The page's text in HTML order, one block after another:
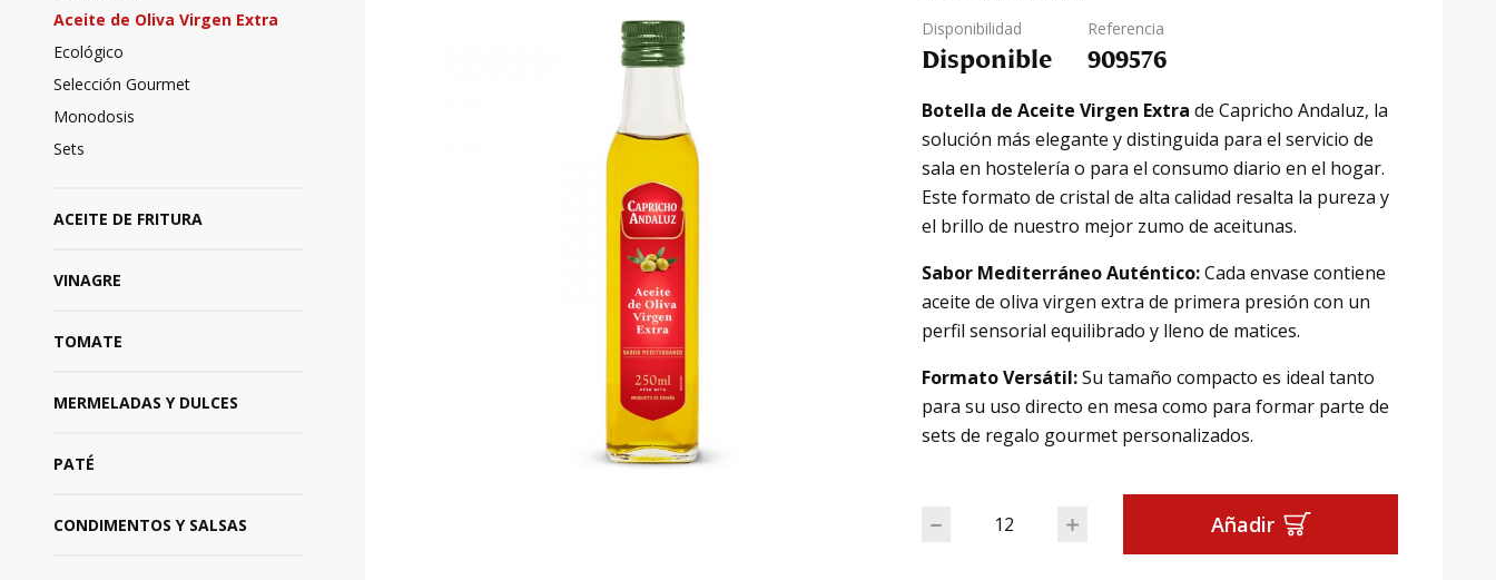
Aceite de Oliva Virgen Extra
Ecológico
Selección Gourmet
Monodosis
Sets
ACEITE DE FRITURA
VINAGRE
TOMATE
MERMELADAS Y DULCES
PATÉ
CONDIMENTOS Y SALSAS
Disponibilidad
Disponible
Referencia
909576
Botella de Aceite Virgen Extra de Capricho Andaluz, la
solución más elegante y distinguida para el servicio de
sala en hostelería o para el consumo diario en el hogar.
Este formato de cristal de alta calidad resalta la pureza y
el brillo de nuestro mejor zumo de aceitunas.
Sabor Mediterráneo Auténtico:Cada envase contiene
aceite de oliva virgen extra de primera presión con un
perfil sensorial equilibrado y lleno de matices.
Formato Versátil:Su tamaño compacto es ideal tanto
para su uso directo en mesa como para formar parte de
sets de regalo gourmet personalizados.
Botella de Aceite Virgen Extra: Cristal 250ml Capricho Andaluz
Añadir